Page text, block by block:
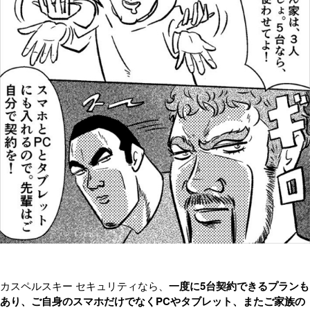
カスペルスキー セキュリティなら、 一度に5台契約できるプランも
あり、ご自身のスマホだけでなくPCやタブレット、またご家族の